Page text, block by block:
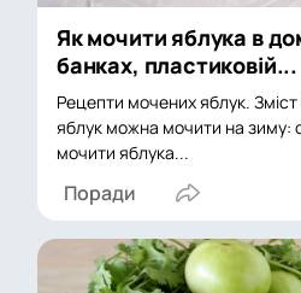
Як мочити яблука в
банках, пластиковій...
Рецепти мочених яблук. Зміст
яблук можна мочити на зиму:
мочити яблука...
Поради